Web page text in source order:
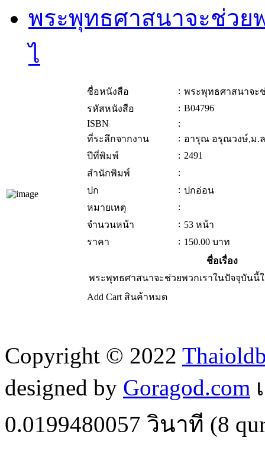
พระพุทธศาสนาจะช่วย
ไ
ชื่อหนังสือ : พระพุทธศาสนาจะ
รหัสหนังสือ
: B04796
ISBN
:
ที่ระลึกจากงาน
: อารุณ อรุณวงษ์,ม.
ปีที่พิมพ์
: 2491
สำนักพิมพ์
:
ปก
: ปกอ่อน
หมายเหตุ
:
จำนวนหน้า
: 53 หน้า
ราคา
: 150.00 บาท
ชื่อเรื่อง
พระพุทธศาสนาจะช่วยพวกเราในปัจจุบันนี้
Add Cart สินค้าหมด
Copyright © 2022
designed by Goragod.com
0.0199480057 วินาที (8